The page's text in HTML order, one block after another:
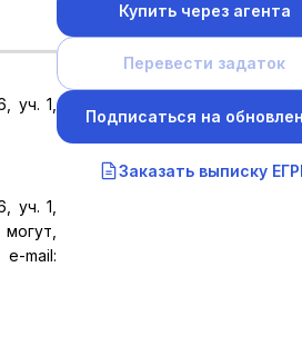
уч. 1,
уч. 1,
mail:
Купить через агента
Перевести задаток
Подписаться на
Заказать выписку